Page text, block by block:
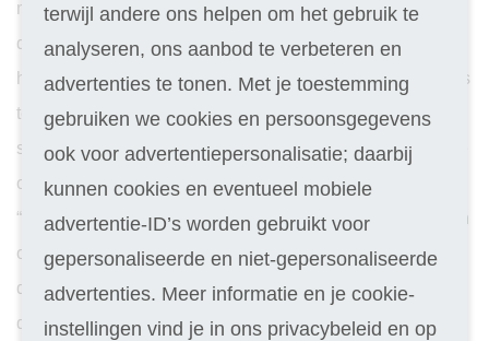
mijn plek zou zitten bij een kunstacademie. Drie open
dagen bij drie verschillende kunstacademies later had ik
het toch nog niet gevonden. Ik vond de opleidingen net iets
te praktisch en ik voelde me ook niet thuis op deze
scholen. Vervolgens raadden verschillende mensen mij de
opleiding Communicatie aan. Het eerste wat ik dacht was:
“Leren communiceren met mensen en gesprekstechnieken
oefenen… Niet echt mijn ding.” Uiteindelijk ben ik me in
deze opleiding gaan verdiepen en kwam ik erachter dat
deze studie echt totaal anders was dan ik had verwacht. Al
terwijl andere ons helpen om het gebruik te
analyseren, ons aanbod te verbeteren en
advertenties te tonen. Met je toestemming
gebruiken we cookies en persoonsgegevens
ook voor advertentiepersonalisatie; daarbij
kunnen cookies en eventueel mobiele
advertentie-ID’s worden gebruikt voor
gepersonaliseerde en niet-gepersonaliseerde
advertenties. Meer informatie en je cookie-
instellingen vind je in ons privacybeleid en op